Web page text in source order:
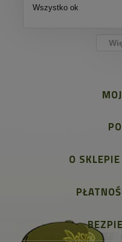
Wszystko ok
O